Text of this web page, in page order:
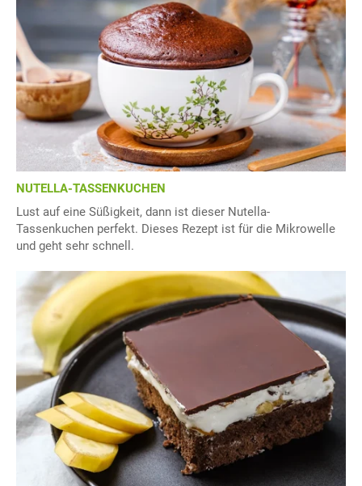
NUTELLA-TASSENKUCHEN
Lust auf eine Süßigkeit, dann ist dieser Nutella-
Tassenkuchen perfekt. Dieses Rezept ist für die Mikrowelle
und geht sehr schnell.